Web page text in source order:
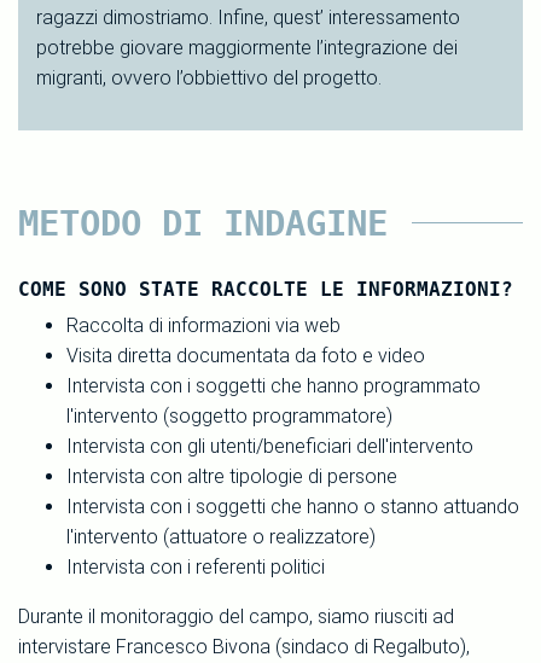
ragazzi dimostriamo. Infine, quest’ interessamento
potrebbe giovare maggiormente l’integrazione dei
migranti, ovvero l’obbiettivo del progetto.
METODO DI INDAGINE
COME SONO STATE RACCOLTE LE INFORMAZIONI?
Raccolta di informazioni via web
Visita diretta documentata da foto e video
Intervista con i soggetti che hanno programmato
l'intervento (soggetto programmatore)
Intervista con gli utenti/beneficiari dell'intervento
Intervista con altre tipologie di persone
Intervista con i soggetti che hanno o stanno attuando
l'intervento (attuatore o realizzatore)
Intervista con i referenti politici
Durante il monitoraggio del campo, siamo riusciti ad
intervistare Francesco Bivona (sindaco di Regalbuto),